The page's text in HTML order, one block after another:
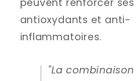
antioxydants et anti-
inflammatoires.
"La